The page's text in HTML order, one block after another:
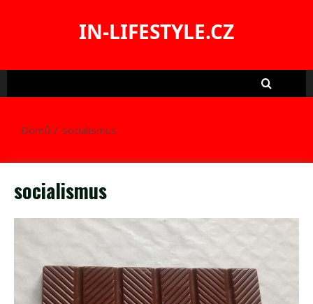
IN-LIFESTYLE.CZ
Domů socialismus
socialismus